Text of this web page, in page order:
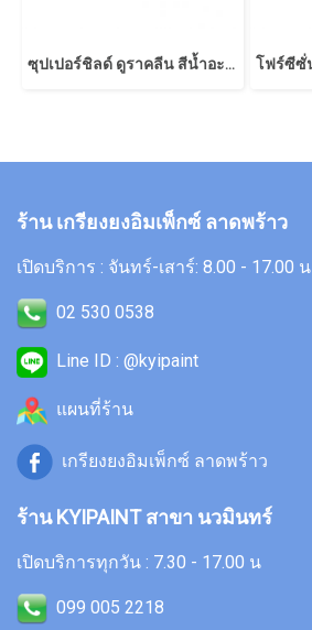
ซุปเปอร์ชิลด์ ดูราคลีน สีน้ำอะคริลิก ชนิดด้าน
ร้าน เกรียงยงอิมเพ็กซ์ ลาดพร้าว
เปิดบริการ : จันทร์-เสาร์: 8.00 - 17.00 น
02 530 0538
Line ID : @kyipaint
แผนที่ร้าน
เกรียงยงอิมเพ็กซ์ ลาดพร้าว
ร้าน KYIPAINT สาขา นวมินทร์
เปิดบริการทุกวัน : 7.30 - 17.00 น
099 005 2218